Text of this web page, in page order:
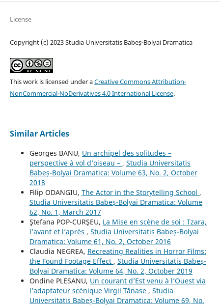
License
Copyright (c) 2023 Studia Universitatis Babeș-Bolyai Dramatica
This work is licensed under aCreative Commons Attribution-
NonCommercial-NoDerivatives 4.0 International License.
Similar Articles
Georges BANU, Un archipel des solitudes –
perspective à vol d’oiseau – , Studia Universitatis
Babeș-Bolyai Dramatica: Volume 63, No. 2, October
2018
Filip ODANGIU, The Actor in the Storytelling School ,
Studia Universitatis Babeș-Bolyai Dramatica: Volume
62, No. 1, March 2017
Ştefana POP-CURŞEU, La Mise en scène de soi : Tzara,
l’avant et l’après , Studia Universitatis Babeș-Bolyai
Dramatica: Volume 61, No. 2, October 2016
Claudia NEGREA, Recreating Realities in Horror Films:
the Found Footage Effect , Studia Universitatis Babeș-
Bolyai Dramatica: Volume 64, No. 2, October 2019
Ondine PLESANU, Un courant d’Est venu à l’Ouest via
l’adaptateur scénique Virgil Tănase , Studia
Universitatis Babeș-Bolyai Dramatica: Volume 69, No.